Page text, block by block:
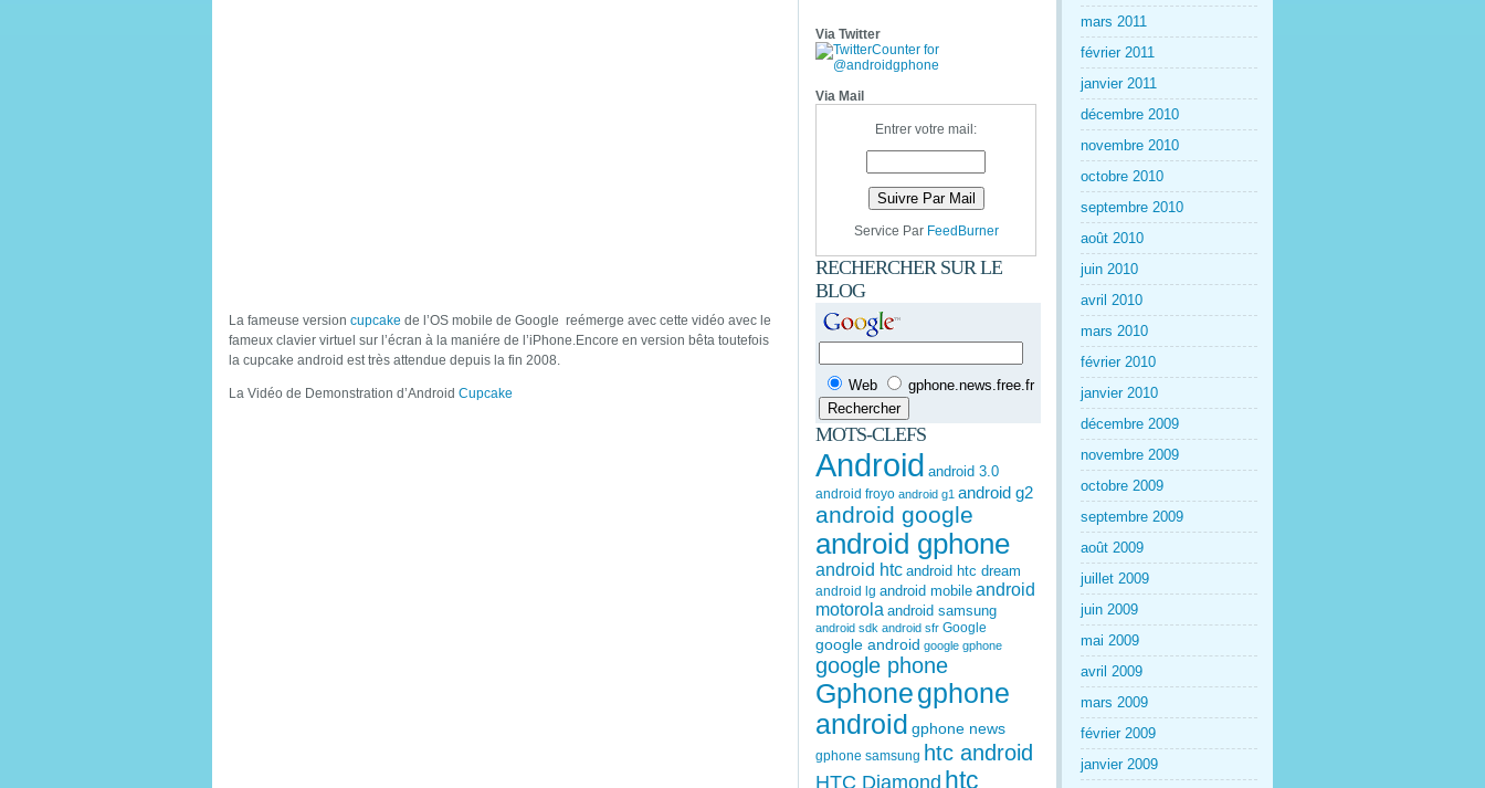
La fameuse version cupcake de l’OS mobile de Google reémerge avec cette vidéo avec le
fameux clavier virtuel sur l’écran à la maniére de l’iPhone.Encore en version bêta toutefois
la cupcake android est très attendue depuis la fin 2008.
La Vidéo de Demonstration d’Android Cupcake
Via Twitter
Via Mail
Entrer votre mail:
Service Par FeedBurner
RECHERCHER SUR LE
BLOG
Web gphone.news.free.fr
MOTS-CLEFS
Android android 3.0
android froyo android g1 android g2
android google
android gphone
android htc android htc dream
android lg android mobile android
motorola android samsung
android sdk android sfr Google
google android google gphone
google phone
Gphonegphone
android gphone news
gphone samsung htc android
HTC Diamond htc
mars 2011
février 2011
janvier 2011
décembre 2010
novembre 2010
octobre 2010
septembre 2010
août 2010
juin 2010
avril 2010
mars 2010
février 2010
janvier 2010
décembre 2009
novembre 2009
octobre 2009
septembre 2009
août 2009
juillet 2009
juin 2009
mai 2009
avril 2009
mars 2009
février 2009
janvier 2009